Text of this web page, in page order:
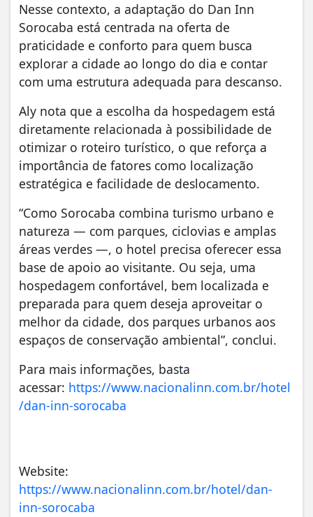
Nesse contexto, a adaptação do Dan Inn
Sorocaba está centrada na oferta de
praticidade e conforto para quem busca
explorar a cidade ao longo do dia e contar
com uma estrutura adequada para descanso.
Aly nota que a escolha da hospedagem está
diretamente relacionada à possibilidade de
otimizar o roteiro turístico, o que reforça a
importância de fatores como localização
estratégica e facilidade de deslocamento.
“Como Sorocaba combina turismo urbano e
natureza — com parques, ciclovias e amplas
áreas verdes —, o hotel precisa oferecer essa
base de apoio ao visitante. Ou seja, uma
hospedagem confortável, bem localizada e
preparada para quem deseja aproveitar o
melhor da cidade, dos parques urbanos aos
espaços de conservação ambiental”, conclui.
Para mais informações, basta
acessar: https://www.nacionalinn.com.br/hotel
/dan-inn-sorocaba
Website:
https://www.nacionalinn.com.br/hotel/dan-
inn-sorocaba